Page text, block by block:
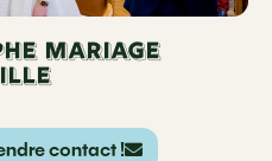
mariage
contact !